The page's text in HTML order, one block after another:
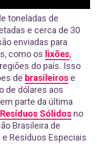
toneladas de
e cerca de 30
enviadas para
como os lixões,
do país. Isso
de brasileiros e
de dólares aos
parte da última
Sólidos no
Brasileira de
Resíduos Especiais